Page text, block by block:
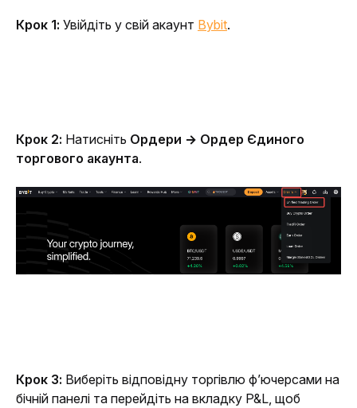
Крок 1: Увійдіть у свій акаунт Bybit.
Крок 2: Натисніть Ордери → Ордер Єдиного
торгового акаунта.
Крок 3: Виберіть відповідну торгівлю ф’ючерсами на
бічній панелі та перейдіть на вкладку P&L, щоб